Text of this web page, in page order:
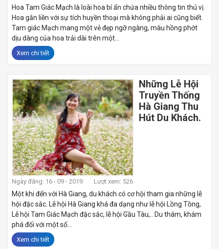
Hoa Tam Giác Mạch là loài hoa bí ẩn chứa nhiều thông tin thú vị.
Hoa gắn liền với sự tích huyền thoại mà không phải ai cũng biết.
Tam giác Mạch mang một vẻ đẹp ngỡ ngàng, màu hồng phớt
dịu dàng của hoa trải dài trên một...
Xem chi tiết
Những Lễ Hội
Truyền Thống
Hà Giang Thu
Hút Du Khách.
Ngày đăng: 16 - 09 - 2019 Lượt xem: 526
Một khi đến với Hà Giang, du khách có cơ hội tham gia những lễ
hội đặc sắc. Lễ hội Hà Giang khá đa dạng như lễ hội Lồng Tồng,
Lễ hội Tam Giác Mạch đặc sắc, lễ hội Gầu Tàu,.. Du thám, khám
phá đối với một số...
Xem chi tiết